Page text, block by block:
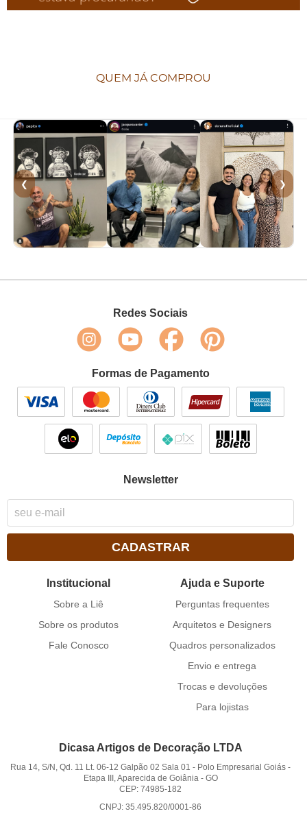
QUEM JÁ COMPROU
❮ ❯
Redes Sociais
Formas de Pagamento
Newsletter
CADASTRAR
Institucional
Sobre a Liê
Sobre os produtos
Fale Conosco
Ajuda e Suporte
Perguntas frequentes
Arquitetos e Designers
Quadros personalizados
Envio e entrega
Trocas e devoluções
Para lojistas
Dicasa Artigos de Decoração LTDA
Rua 14, S/N, Qd. 11 Lt. 06-12 Galpão 02 Sala 01 - Polo Empresarial Goiás -
Etapa III, Aparecida de Goiânia - GO
CEP: 74985-182
CNPJ: 35.495.820/0001-86